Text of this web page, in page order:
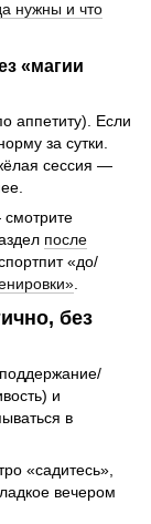
нужны и что
«магии
аппетиту). Если
за сутки.
сессия —
после
«до/
без
и
в
«садитесь»,
вечером